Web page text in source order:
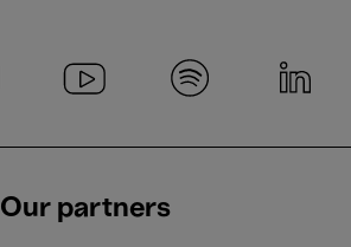
Our partners